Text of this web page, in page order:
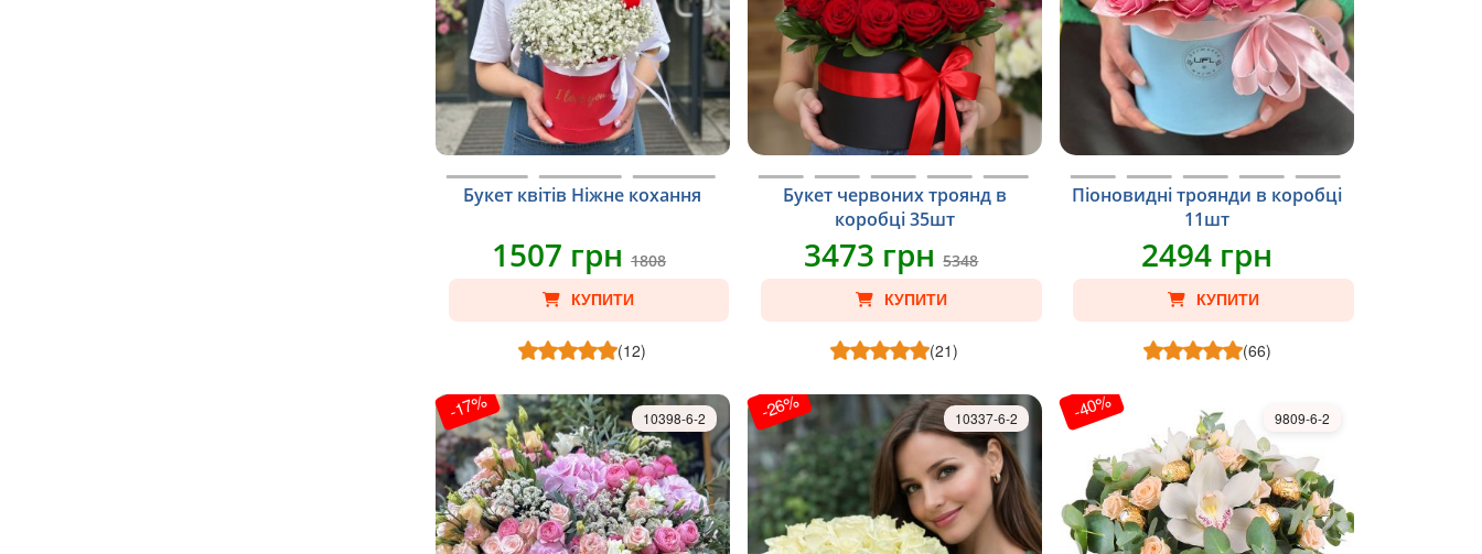
Букет квітів Ніжне кохання
1507 грн1808
КУПИТИ
(12)
Букет червоних троянд в
коробці 35шт
3473 грн5348
КУПИТИ
(21)
Піоновидні троянди в коробці
11шт
2494 грн
КУПИТИ
(66)
-17% 10398-6-2 -26% 10337-6-2 -40% 9809-6-2